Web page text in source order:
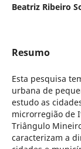
Beatriz Ribeiro
Resumo
Esta pesquisa
urbana de
estudo as
microrregião de
Triângulo
caracterizam a